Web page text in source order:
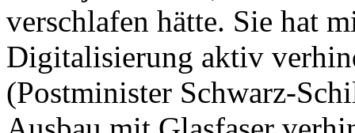
verschlafen hätte. Sie hat
Digitalisierung aktiv
(Postminister Schwarz-